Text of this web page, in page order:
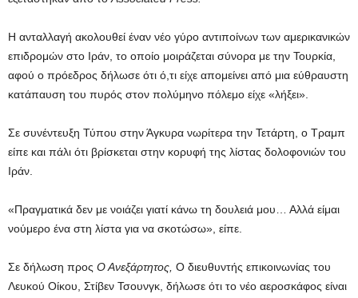
Η ανταλλαγή ακολουθεί έναν νέο γύρο αντιποίνων των αμερικανικών
επιδρομών στο Ιράν, το οποίο μοιράζεται σύνορα με την Τουρκία,
αφού ο πρόεδρος δήλωσε ότι ό,τι είχε απομείνει από μια εύθραυστη
κατάπαυση του πυρός στον πολύμηνο πόλεμο είχε «λήξει».
Σε συνέντευξη Τύπου στην Άγκυρα νωρίτερα την Τετάρτη, ο Τραμπ
είπε και πάλι ότι βρίσκεται στην κορυφή της λίστας δολοφονιών του
Ιράν.
«Πραγματικά δεν με νοιάζει γιατί κάνω τη δουλειά μου… Αλλά είμαι
νούμερο ένα στη λίστα για να σκοτώσω», είπε.
Σε δήλωση προς Ο Ανεξάρτητος, Ο διευθυντής επικοινωνίας του
Λευκού Οίκου, Στίβεν Τσουνγκ, δήλωσε ότι το νέο αεροσκάφος είναι